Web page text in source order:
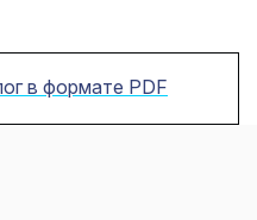
в формате PDF